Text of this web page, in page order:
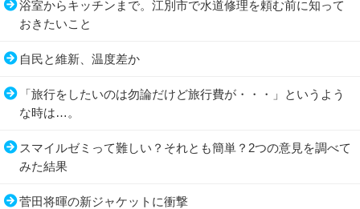
浴室からキッチンまで。江別市で水道修理を頼む前に知って
おきたいこと
自民と維新、温度差か
「旅行をしたいのは勿論だけど旅行費が・・・」というよう
な時は…。
スマイルゼミって難しい？それとも簡単？2つの意見を調べて
みた結果
菅田将暉の新ジャケットに衝撃